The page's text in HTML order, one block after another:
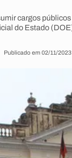
cargos
do Estado
Publicado em 02/11/